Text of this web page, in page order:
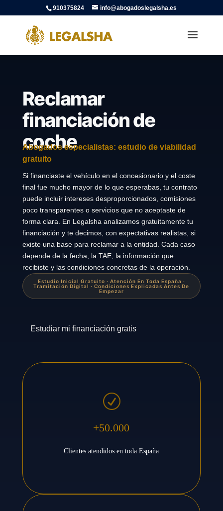
910375824 info@abogadoslegalsha.es
Reclamar
financiación de
coche
Abogados especialistas: estudio de viabilidad
gratuito
Si financiaste el vehículo en el concesionario y el coste
final fue mucho mayor de lo que esperabas, tu contrato
puede incluir intereses desproporcionados, comisiones
poco transparentes o servicios que no aceptaste de
forma clara. En Legalsha analizamos gratuitamente tu
financiación y te decimos, con expectativas realistas, si
existe una base para reclamar a la entidad. Cada caso
depende de la fecha, la TAE, la información que
recibiste y las condiciones concretas de la operación.
Estudio Inicial Gratuito · Atención En Toda España ·
Tramitación Digital · Condiciones Explicadas Antes De
Empezar
Estudiar mi financiación gratis
R
+50.000
Clientes atendidos en toda España